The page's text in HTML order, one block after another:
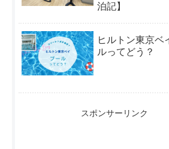
泊記】
ヒルトン東京ベ
ルってどう？
スポンサーリンク